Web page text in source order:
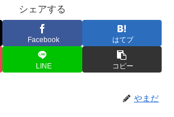
シェアする
Facebook はてブ
LINE コピー
やまだ